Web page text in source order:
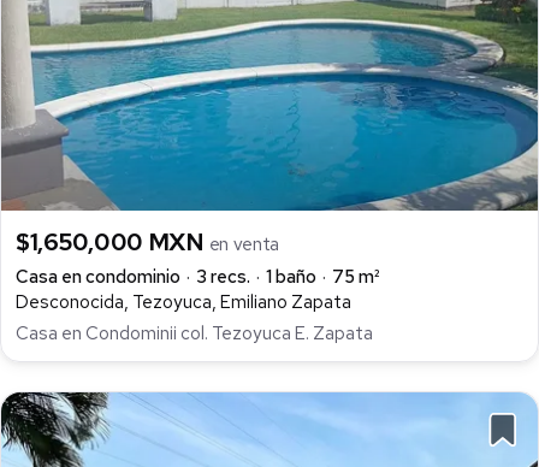
$1,650,000 MXN en venta
Casa en condominio
3 recs. 1 baño
75 m²
Desconocida, Tezoyuca, Emiliano Zapata
Casa en Condominii col. Tezoyuca E. Zapata